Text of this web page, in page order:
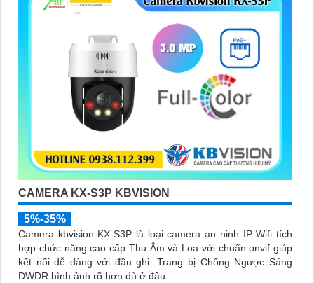
CAMERA KX-S3P KBVISION
5%-35%
Camera kbvision KX-S3P là loại camera an ninh IP Wifi tích
hợp chức năng cao cấp Thu Âm và Loa với chuẩn onvif giúp
kết nối dễ dàng với đầu ghi. Trang bị Chống Ngược Sáng
DWDR hình ảnh rõ hơn dù ở đâu